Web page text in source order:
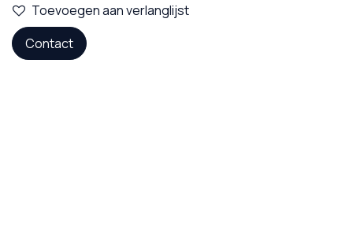
Toevoegen aan verlanglijst
Contact